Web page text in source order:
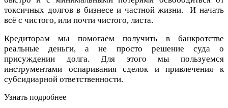
токсичных долгов в бизнесе и частной жизни. И начать
всё с чистого, или почти чистого, листа.
Кредиторам мы помогаем получить в банкротстве
реальные деньги, а не просто решение суда о
присуждении долга. Для этого мы пользуемся
инструментами оспаривания сделок и привлечения к
субсидиарной ответственности.
Узнать подробнее